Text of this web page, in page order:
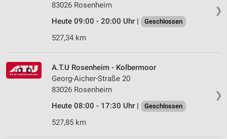
❯
83026 Rosenheim
Heute 09:00 - 20:00 Uhr |
Geschlossen
527,34 km
❯
A.T.U Rosenheim - Kolbermoor
Georg-Aicher-Straße 20
83026 Rosenheim
Heute 08:00 - 17:30 Uhr |
Geschlossen
527,85 km